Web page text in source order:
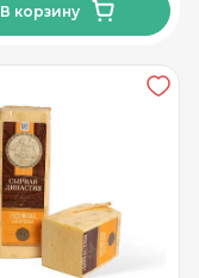
В корзину